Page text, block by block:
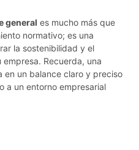
general es mucho más que
normativo; es una
la sostenibilidad y el
Recuerda, una
un balance claro y preciso
a un entorno empresarial